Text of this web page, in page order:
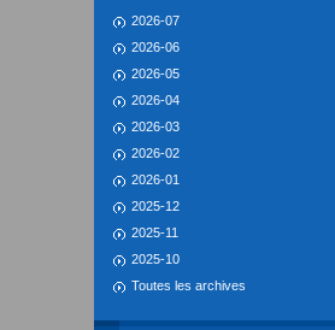
2026-07
2026-06
2026-05
2026-04
2026-03
2026-02
2026-01
2025-12
2025-11
2025-10
Toutes les archives